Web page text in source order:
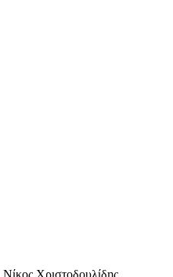
Χριστοδουλίδης.